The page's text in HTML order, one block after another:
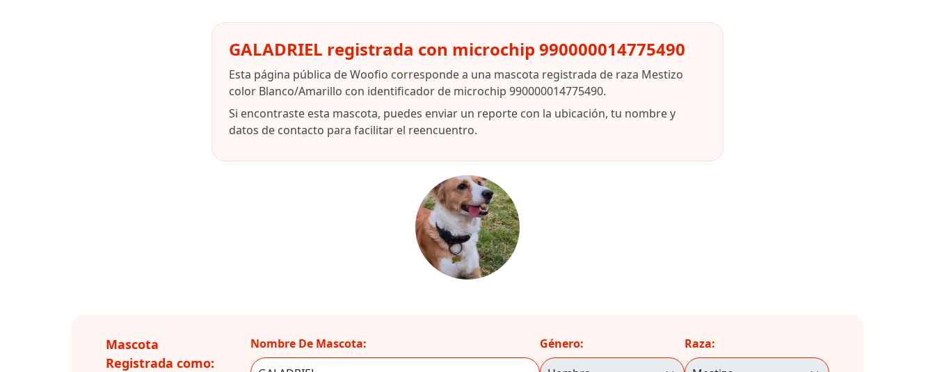
GALADRIEL registrada con microchip 990000014775490
Esta página pública de Woofio corresponde a una mascota registrada de raza Mestizo
color Blanco/Amarillo con identificador de microchip 990000014775490.
Si encontraste esta mascota, puedes enviar un reporte con la ubicación, tu nombre y
datos de contacto para facilitar el reencuentro.
Mascota
Registrada como:
Nombre De Mascota: Género: Raza: